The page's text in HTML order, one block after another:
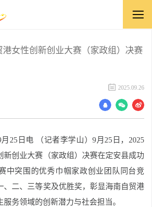
港女性创新创业大赛（家政组）决赛
2025.09.26
25日电 （记者李学山）9月25日，2025
新创业大赛（家政组）决赛在定安县成功
中突围的优秀巾帼家政创业团队同台竞
、二、三等奖及优胜奖，彰显海南自贸港
服务领域的创新潜力与社会担当。